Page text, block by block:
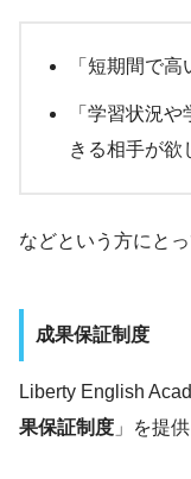
「短期間で
「学習状況
きる相手が欲
などという方にと
成果保証制度
Liberty English
果保証制度 」を提